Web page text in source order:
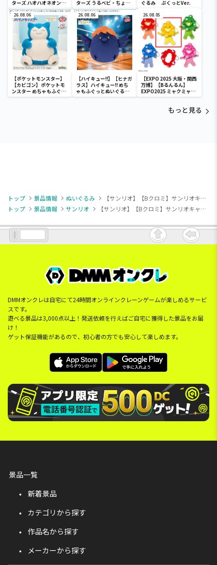
ターズ ハオハオネオンタ
ウンドールBIGタイプ1
ターズ うるベビ・ちょい
デカドール
ぐるみ ぷくっとVer.
26.08.06
【ポケットモンスター】
【カビゴン】ポケットモ
ンスター めちゃもふぐっ
と ほっこりいやされぬい
26.08.06
【ハイキュー!!】【ヒナガ
ラス】ハイキュー!! めち
ゃもふぐっとぬいぐるみ
～ヒナガラス～
26.08.05
【EXPO 2025 大阪・関西
万博】【Bるんるん】
EXPO2025 ミャクミャク
カラフルゴム紐付きぬい
もっと見る
トップ 景品情報 ぬいぐるみ
【サンリオ】【Bクロミ】サンリオキャラクターズ てれてれおすわりドールBIGタイプ
トップ
景品情報 サンリオ 【サンリオ】【Bクロミ】サンリオキャラクターズ てれてれおすわりドールBIGタイプ
DMMオンクレは自宅にて24時間オンラインクレーンゲームが楽しめるサービ
スです。
遊べる景品は3,000点以上！発送依頼を行えばご自宅に獲得した景品をお届
け！
ゲット保証機能があるので、初心者の方でも安心して楽しめます。
景品一覧
新着景品
カテゴリから探す
作品名から探す
メーカーから探す